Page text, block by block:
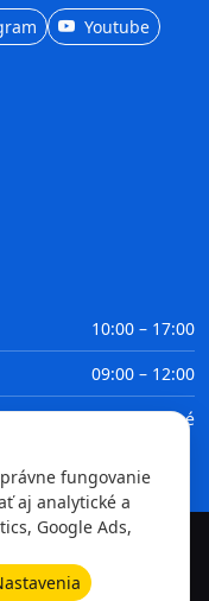
Youtube
10:00 – 17:00
09:00 – 12:00
Zatvorené
GDPR
vyhradené
Doprava Platba
fungovanie
aj analytické a
Google Ads,